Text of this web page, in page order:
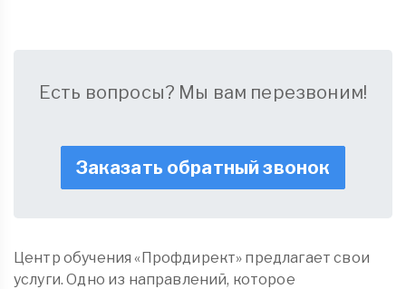
Есть вопросы? Мы вам перезвоним!
Заказать обратный звонок
Центр обучения «Профдирект» предлагает свои
услуги. Одно из направлений, которое